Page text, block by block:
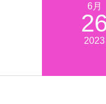
6月
2023